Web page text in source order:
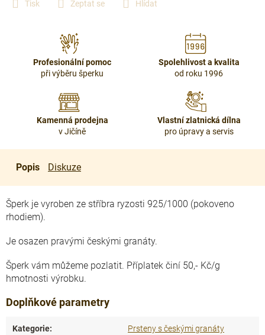
Tisk Zeptat se Hlídat
Profesionální pomoc
při výběru šperku
Spolehlivost a kvalita
od roku 1996
Kamenná prodejna
v Jičíně
Vlastní zlatnická dílna
pro úpravy a servis
Popis Diskuze
Šperk je vyroben ze stříbra ryzosti 925/1000 (pokoveno
rhodiem).
Je osazen pravými českými granáty.
Šperk vám můžeme pozlatit. Příplatek činí 50,- Kč/g
hmotnosti výrobku.
Doplňkové parametry
Kategorie: Prsteny s českými granáty